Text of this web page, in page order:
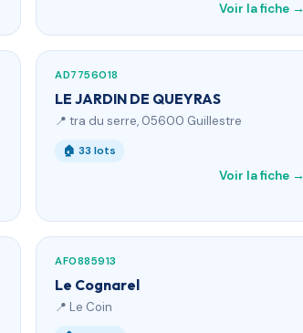
Voir la fiche →
AD7756018
LE JARDIN DE QUEYRAS
📍 tra du serre, 05600 Guillestre
🏠 33 lots
Voir la fiche →
AF0885913
Le Cognarel
📍 Le Coin